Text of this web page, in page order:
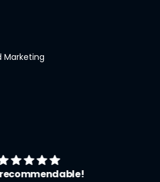
Marketing
recommendable!